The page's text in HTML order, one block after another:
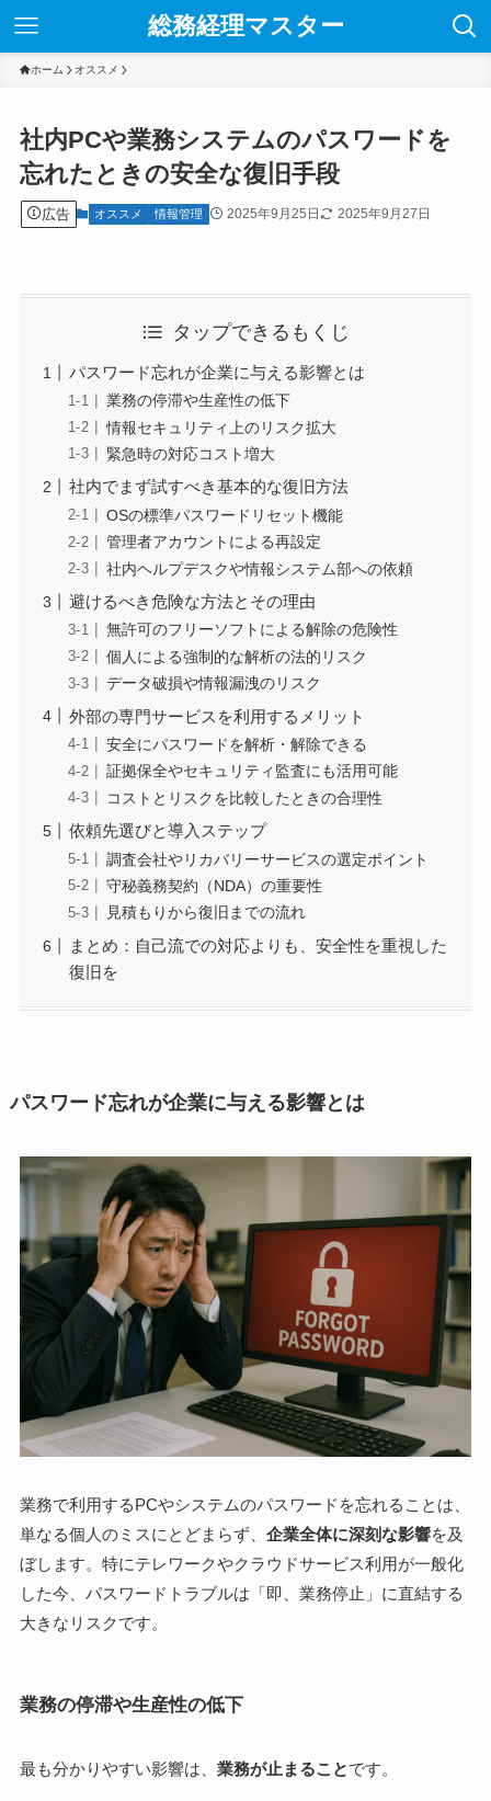
総務経理マスター
ホーム オススメ
社内PCや業務システムのパスワードを
忘れたときの安全な復旧手段
広告 オススメ 情報管理 2025年9月25日 2025年9月27日
タップできるもくじ
パスワード忘れが企業に与える影響とは
業務の停滞や生産性の低下
情報セキュリティ上のリスク拡大
緊急時の対応コスト増大
社内でまず試すべき基本的な復旧方法
OSの標準パスワードリセット機能
管理者アカウントによる再設定
社内ヘルプデスクや情報システム部への依頼
避けるべき危険な方法とその理由
無許可のフリーソフトによる解除の危険性
個人による強制的な解析の法的リスク
データ破損や情報漏洩のリスク
外部の専門サービスを利用するメリット
安全にパスワードを解析・解除できる
証拠保全やセキュリティ監査にも活用可能
コストとリスクを比較したときの合理性
依頼先選びと導入ステップ
調査会社やリカバリーサービスの選定ポイント
守秘義務契約（NDA）の重要性
見積もりから復旧までの流れ
まとめ：自己流での対応よりも、安全性を重視した
復旧を
パスワード忘れが企業に与える影響とは
業務で利用するPCやシステムのパスワードを忘れることは、
単なる個人のミスにとどまらず、 企業全体に深刻な影響を及
ぼします。特にテレワークやクラウドサービス利用が一般化
した今、パスワードトラブルは「即、業務停止」に直結する
大きなリスクです。
業務の停滞や生産性の低下
最も分かりやすい影響は、 業務が止まることです。